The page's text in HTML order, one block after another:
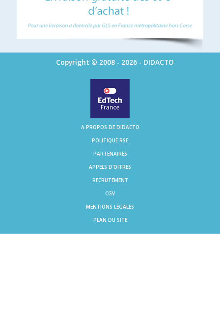
Copyright © 2008 - 2026 - DIDACTO
A PROPOS DE DIDACTO
POLITIQUE RSE
PARTENAIRES
APPELS D'OFFRES
RECRUTEMENT
CGV
MENTIONS LÉGALES
PLAN DU SITE